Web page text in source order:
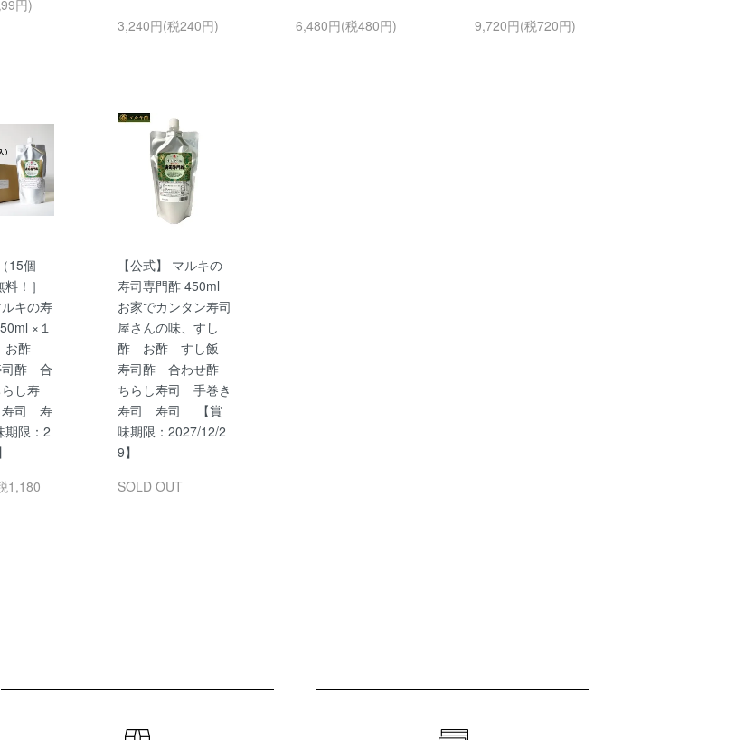
円)
3,240円(税240円)
6,480円(税480円) 9,720円(税720円)
15個
！］
ルキの寿
×１
お酢
酢 合
し寿
司 寿
限：2
1,180
【公式】 マルキの
寿司専門酢 450ml
お家でカンタン寿司
屋さんの味、すし
酢 お酢 すし飯
寿司酢 合わせ酢
ちらし寿司 手巻き
寿司 寿司 【賞
味期限：2027/12/2
9】
SOLD OUT